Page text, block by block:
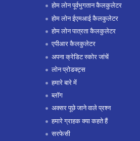
होम लोन पूर्वभुगतान कैलकुलेटर
होम लोन ईएमआई कैलकुलेटर
होम लोन पात्रता कैलकुलेटर
एपीआर कैलकुलेटर
अपना क्रेडिट स्कोर जांचें
लोन प्रोडक्ट्स
हमारे बारे में
ब्लॉग
अक्सर पूछे जाने वाले प्रश्न
हमारे ग्राहक क्या कहते हैं
सरफेसी